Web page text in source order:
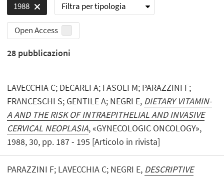
1988 Filtra per tipologia
Open Access
28 pubblicazioni
LAVECCHIA C; DECARLI A; FASOLI M; PARAZZINI F;
FRANCESCHI S; GENTILE A; NEGRI E, DIETARY VITAMIN-
A AND THE RISK OF INTRAEPITHELIAL AND INVASIVE
CERVICAL NEOPLASIA, «GYNECOLOGIC ONCOLOGY»,
1988, 30, pp. 187 - 195 [Articolo in rivista]
PARAZZINI F; LAVECCHIA C; NEGRI E, DESCRIPTIVE